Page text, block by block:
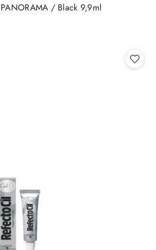
/ Black 9,9ml